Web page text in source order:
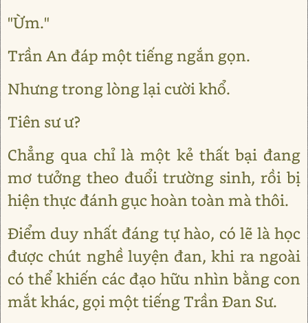
"Ừm."
Trần An đáp một tiếng ngắn gọn.
Nhưng trong lòng lại cười khổ.
Tiên sư ư?
Chẳng qua chỉ là một kẻ thất bại đang
mơ tưởng theo đuổi trường sinh, rồi bị
hiện thực đánh gục hoàn toàn mà thôi.
Điểm duy nhất đáng tự hào, có lẽ là học
được chút nghề luyện đan, khi ra ngoài
có thể khiến các đạo hữu nhìn bằng con
mắt khác, gọi một tiếng Trần Đan Sư.